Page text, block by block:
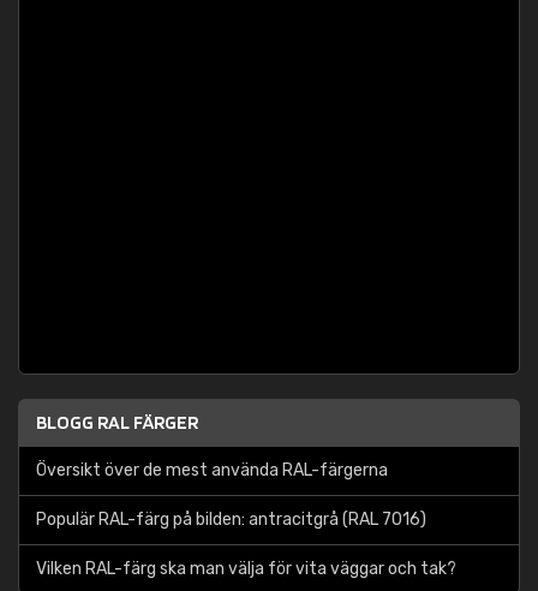
BLOGG RAL FÄRGER
Översikt över de mest använda RAL-färgerna
Populär RAL-färg på bilden: antracitgrå (RAL 7016)
Vilken RAL-färg ska man välja för vita väggar och tak?